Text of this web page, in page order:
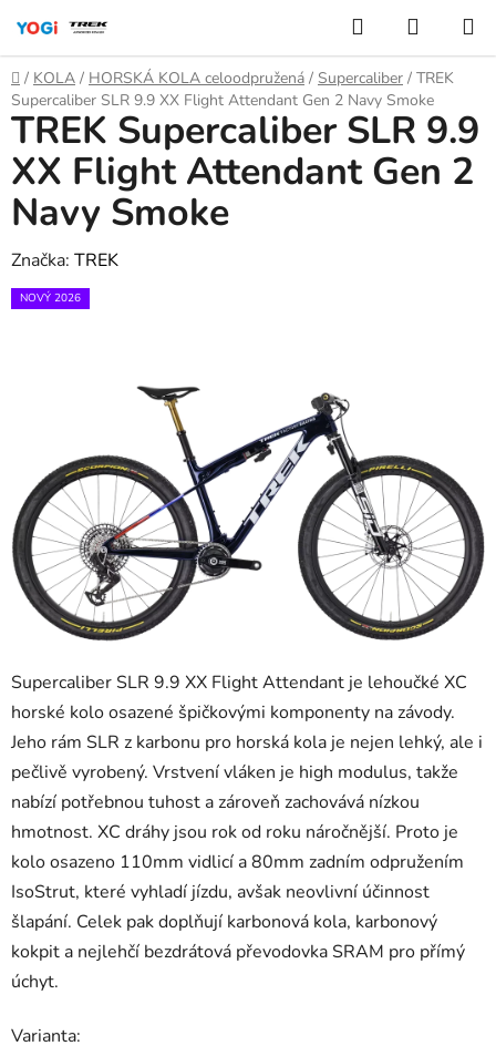
obsah
Hledat
KOŠÍK
Domů
/ KOLA / HORSKÁ KOLA celoodpružená / Supercaliber / TREK
Supercaliber SLR 9.9 XX Flight Attendant Gen 2 Navy Smoke
Supercaliber SLR 9.9 XX Flight Attendant je lehoučké XC
horské kolo osazené špičkovými komponenty na závody.
Jeho rám SLR z karbonu pro horská kola je nejen lehký, ale i
pečlivě vyrobený. Vrstvení vláken je high modulus, takže
nabízí potřebnou tuhost a zároveň zachovává nízkou
hmotnost. XC dráhy jsou rok od roku náročnější. Proto je
kolo osazeno 110mm vidlicí a 80mm zadním odpružením
IsoStrut, které vyhladí jízdu, avšak neovlivní účinnost
šlapání. Celek pak doplňují karbonová kola, karbonový
kokpit a nejlehčí bezdrátová převodovka SRAM pro přímý
úchyt.
Varianta:
TREK Supercaliber SLR 9.9
XX Flight Attendant Gen 2
Navy Smoke
Značka: TREK
NOVÝ 2026